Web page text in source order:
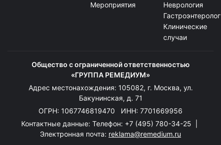
Мероприятия
Неврология
Клинические
случаи
Общество с ограниченной ответственностью
«ГРУППА РЕМЕДИУМ»
Адрес местонахождения: 105082, г. Москва, ул.
Бакунинская, д. 71
ОГРН: 1067746819470 ИНН: 7701669956
Контактные данные: Телефон: +7 (495) 780-34-25
Электронная почта: reklama@remedium.ru